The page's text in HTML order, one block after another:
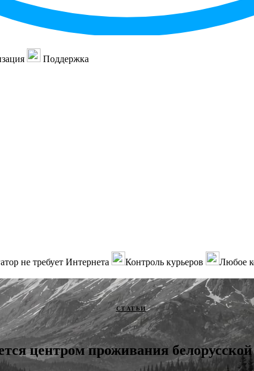
Поддержка
не требует Интернета Контроль курьеров
Любое
СТАТЬИ
центром проживания